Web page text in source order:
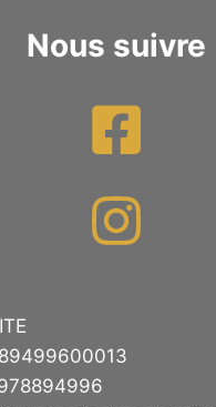
Nous suivre